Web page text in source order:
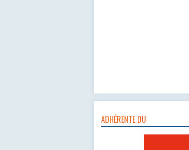
ADHÉRENTE DU